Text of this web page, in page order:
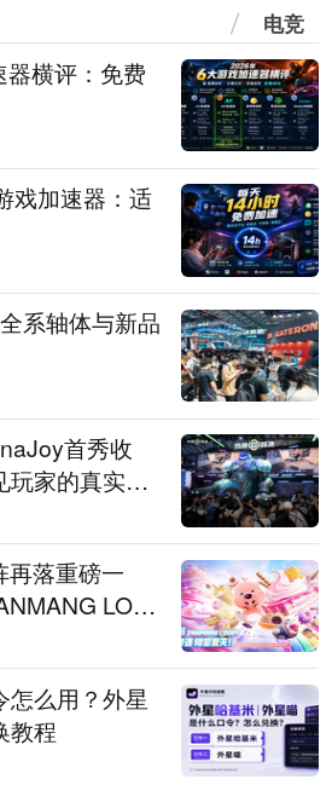
电竞
横评：免费
戏加速器：适
系轴体与新品
首秀收
玩家的真实期
再落重磅一
LOO
消消奇遇》
怎么用？外星
教程